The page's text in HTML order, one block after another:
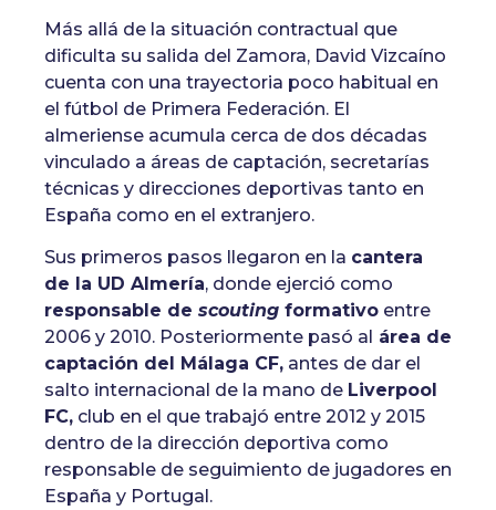
Más allá de la situación contractual que
dificulta su salida del Zamora, David Vizcaíno
cuenta con una trayectoria poco habitual en
el fútbol de Primera Federación. El
almeriense acumula cerca de dos décadas
vinculado a áreas de captación, secretarías
técnicas y direcciones deportivas tanto en
España como en el extranjero.
Sus primeros pasos llegaron en la cantera
de la UD Almería, donde ejerció como
responsable de scouting formativo entre
2006 y 2010. Posteriormente pasó al área de
captación del Málaga CF, antes de dar el
salto internacional de la mano de Liverpool
FC, club en el que trabajó entre 2012 y 2015
dentro de la dirección deportiva como
responsable de seguimiento de jugadores en
España y Portugal.